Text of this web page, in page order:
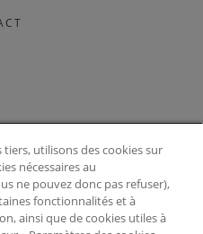
et des conseils qui correspondent à
de le faire pour vous!
utilisons des cookies sur
nécessaires au
ne pouvez donc pas refuser),
fonctionnalités et à
ainsi que de cookies utiles à